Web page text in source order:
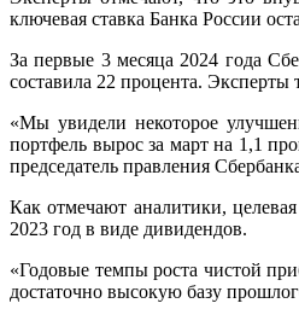
ключевая ставка Банка России
За первые 3 месяца 2024 года
составила 22 процента.
«Мы увидели некоторое
портфель вырос за март на 1,1
председатель правления
Как отмечают аналитики,
2023 год в виде дивидендов.
«Годовые темпы роста чистой
достаточно высокую базу